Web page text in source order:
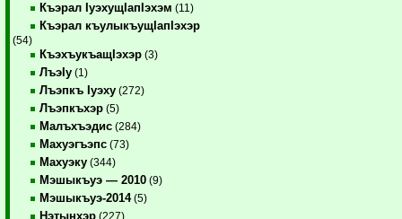
Къэрал IуэхущIапIэхэм (11)
Къэрал къулыкъущIапIэхэр
(54)
КъэхъукъащIэхэр (3)
ЛъэIу (1)
Лъэпкъ Iуэху (272)
Лъэпкъхэр (5)
Малъхъэдис (284)
Махуэгъэпс (73)
Махуэку (344)
Мэшыкъуэ — 2010 (9)
Мэшыкъуэ-2014(5)
Нэтынхэр (227)